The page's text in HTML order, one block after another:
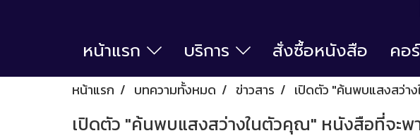
หน้าแรก บริการ สั่งซื้อหนังสือ คอ
หน้าแรก บทความทั้งหมด ข่าวสาร เปิดตัว "ค้นพบแสงสว่า
เปิดตัว "ค้นพบแสงสว่างในตัวคุณ" หนังสือที่จะ